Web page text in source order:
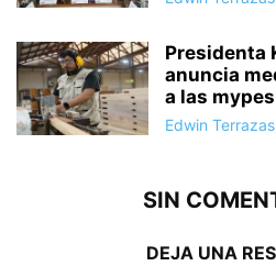
Presidenta
anuncia
a las
Edwin
SIN
DEJA UNA